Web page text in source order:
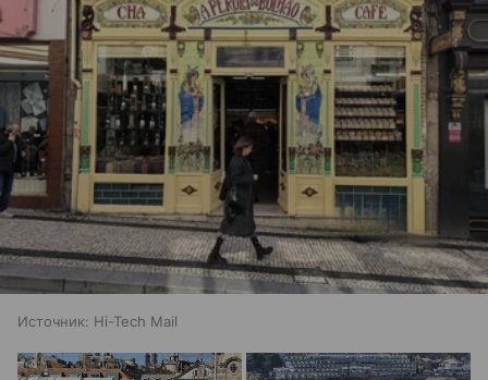
Источник: Hi-Tech Mail